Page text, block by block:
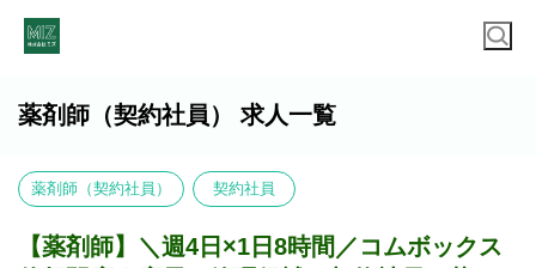
薬剤師（契約社員） 求人一覧
薬剤師（契約社員） 契約社員
【薬剤師】＼週4日×1日8時間／コムボックス